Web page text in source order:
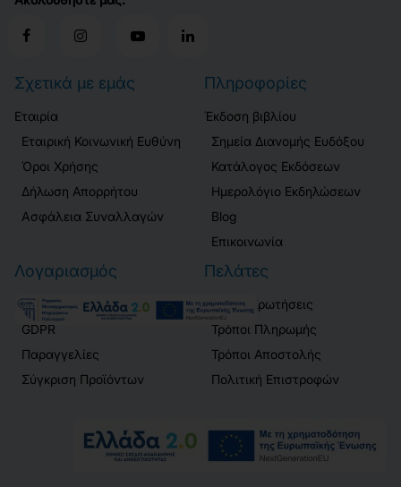
Σχετικά με εμάς
Εταιρία
Εταιρική Κοινωνική Ευθύνη
Όροι Χρήσης
Δήλωση Απορρήτου
Ασφάλεια Συναλλαγών
Πληροφορίες
Έκδοση βιβλίου
Σημεία Διανομής Ευδόξου
Κατάλογος Εκδόσεων
Ημερολόγιο Εκδηλώσεων
Blog
Επικοινωνία
Λογαριασμός
Σύνδεση / Εγγραφή
GDPR
Παραγγελίες
Σύγκριση Προϊόντων
Πελάτες
Συχνές Ερωτήσεις
Τρόποι Πληρωμής
Τρόποι Αποστολής
Πολιτική Επιστροφών